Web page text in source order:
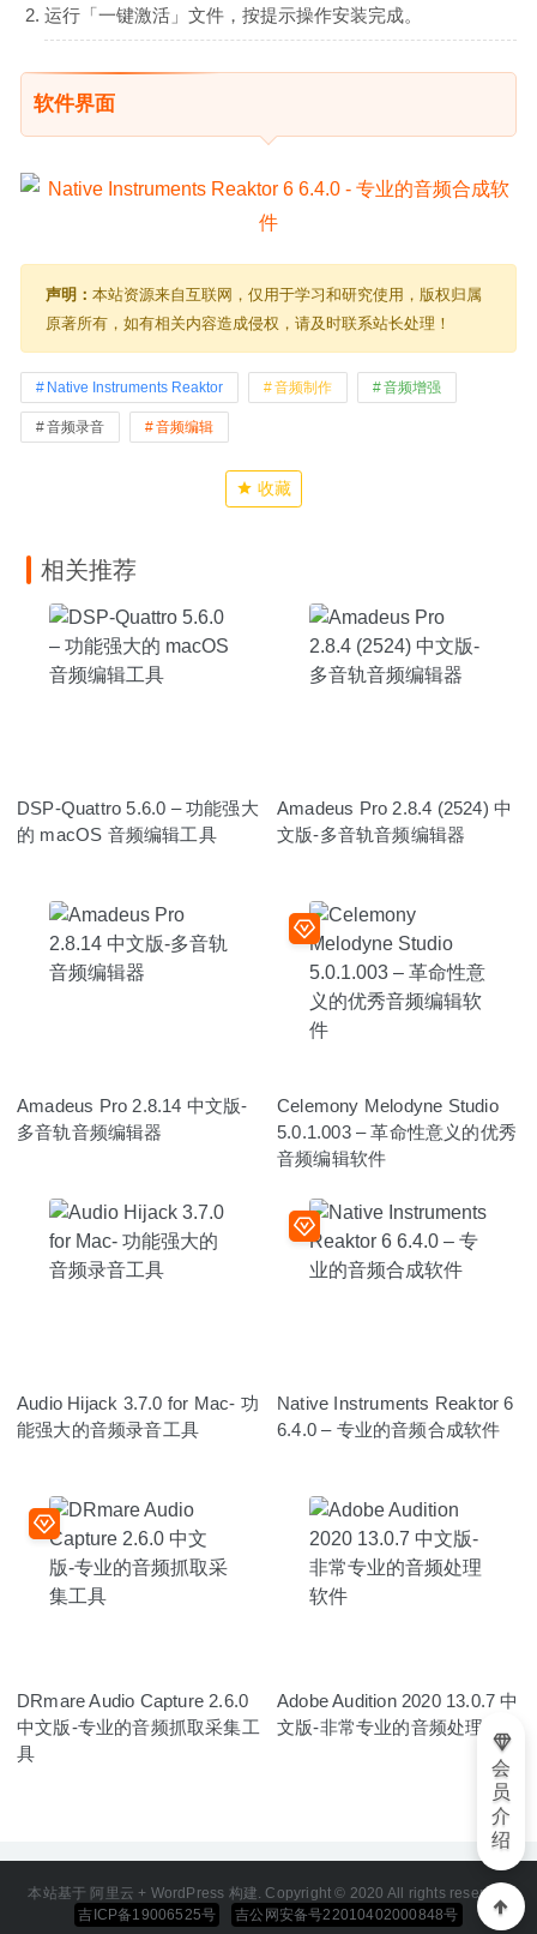
运行「一键激活」文件，按提示操作安装完成。
软件界面
声明： 本站资源来自互联网，仅用于学习和研究使用，版权归属
原著所有，如有相关内容造成侵权，请及时联系站长处理！
Native Instruments Reaktor 音频制作 音频增强
音频录音 音频编辑
收藏
相关推荐
DSP-Quattro 5.6.0 – 功能强大
的 macOS 音频编辑工具
Amadeus Pro 2.8.4 (2524) 中
文版-多音轨音频编辑器
Amadeus Pro 2.8.14 中文版-
多音轨音频编辑器
Celemony Melodyne Studio
5.0.1.003 – 革命性意义的优秀
音频编辑软件
Audio Hijack 3.7.0 for Mac- 功
能强大的音频录音工具
Native Instruments Reaktor 6
6.4.0 – 专业的音频合成软件
DRmare Audio Capture 2.6.0
中文版-专业的音频抓取采集工
具
Adobe Audition 2020 13.0.7 中
文版-非常专业的音频处理软件
本站基于 阿里云 + WordPress 构建. Copyright © 2020 All rights reserved
吉ICP备19006525号
吉公网安备号22010402000848号
会
员
介
绍